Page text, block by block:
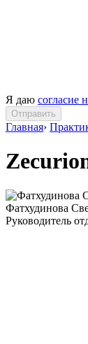
Я даю согласие
Отправить
Главная›
Фатхудинова
Руководитель